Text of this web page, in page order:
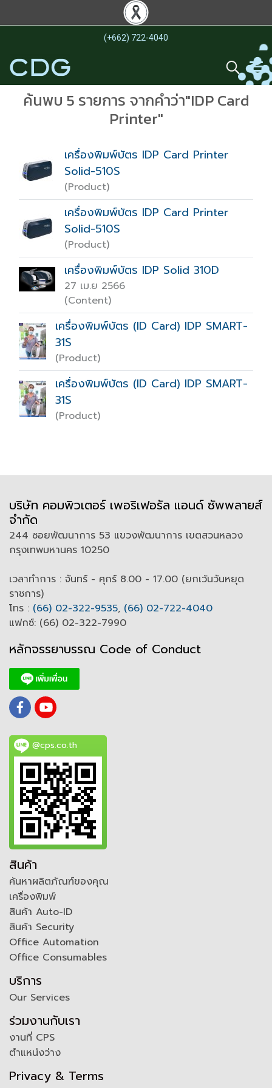
(+662) 722-4040
ค้นพบ 5 รายการ จากคำว่า"IDP Card
Printer"
เครื่องพิมพ์บัตร IDP Card Printer
Solid-510S
(Product)
เครื่องพิมพ์บัตร IDP Card Printer
Solid-510S
(Product)
เครื่องพิมพ์บัตร IDP Solid 310D
27 เม.ย 2566
(Content)
เครื่องพิมพ์บัตร (ID Card) IDP SMART-
31S
(Product)
เครื่องพิมพ์บัตร (ID Card) IDP SMART-
31S
(Product)
บริษัท คอมพิวเตอร์ เพอริเฟอรัล แอนด์ ซัพพลายส์
จำกัด
244 ซอยพัฒนาการ 53 แขวงพัฒนาการ เขตสวนหลวง
กรุงเทพมหานคร 10250
เวลาทำการ : จันทร์ - ศุกร์ 8.00 - 17.00 (ยกเว้นวันหยุด
ราชการ)
โทร : (66) 02-322-9535, (66) 02-722-4040
แฟกซ์: (66) 02-322-7990
หลักจรรยาบรรณ Code of Conduct
@cps.co.th
สินค้า
ค้นหาผลิตภัณฑ์ของคุณ
เครื่องพิมพ์
สินค้า Auto-ID
สินค้า Security
Office Automation
Office Consumables
บริการ
Our Services
ร่วมงานกับเรา
งานที่ CPS
ตำแหน่งว่าง
Privacy & Terms